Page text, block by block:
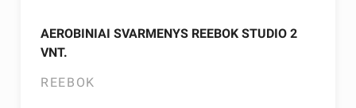
AEROBINIAI SVARMENYS REEBOK STUDIO 2
VNT.
REEBOK